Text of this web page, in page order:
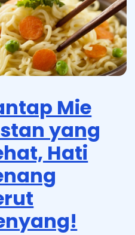
Mie
yang
Hati